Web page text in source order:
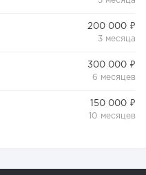
200 000 ₽
3 месяца
300 000 ₽
6 месяцев
150 000 ₽
10 месяцев